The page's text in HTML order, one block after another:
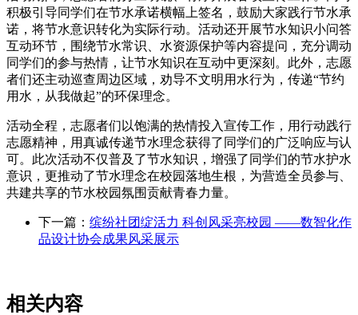
积极引导同学们在节水承诺横幅上签名，鼓励大家践行节水承
诺，将节水意识转化为实际行动。活动还开展节水知识小问答
互动环节，围绕节水常识、水资源保护等内容提问，充分调动
同学们的参与热情，让节水知识在互动中更深刻。此外，志愿
者们还主动巡查周边区域，劝导不文明用水行为，传递“节约
用水，从我做起”的环保理念。
活动全程，志愿者们以饱满的热情投入宣传工作，用行动践行
志愿精神，用真诚传递节水理念获得了同学们的广泛响应与认
可。此次活动不仅普及了节水知识，增强了同学们的节水护水
意识，更推动了节水理念在校园落地生根，为营造全员参与、
共建共享的节水校园氛围贡献青春力量。
下一篇： 缤纷社团绽活力 科创风采亮校园 ——数智化作
品设计协会成果风采展示
相关内容